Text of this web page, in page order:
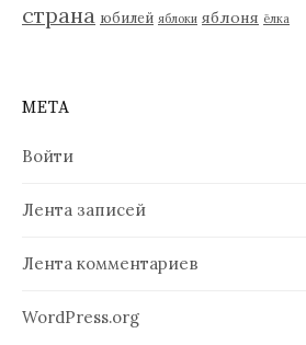
страна юбилей яблоки яблоня ёлка
МЕТА
Войти
Лента записей
Лента комментариев
WordPress.org